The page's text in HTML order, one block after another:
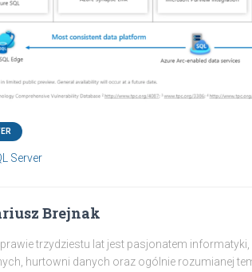
Server
Brejnak
trzydziestu lat jest pasjonatem
hurtowni danych oraz ogólnie rozumianej